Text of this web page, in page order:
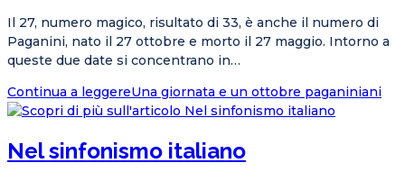
Il 27, numero magico, risultato di 33, è anche il numero di
Paganini, nato il 27 ottobre e morto il 27 maggio. Intorno a
queste due date si concentrano in…
Continua a leggereUna giornata e un ottobre paganiniani
Nel sinfonismo italiano